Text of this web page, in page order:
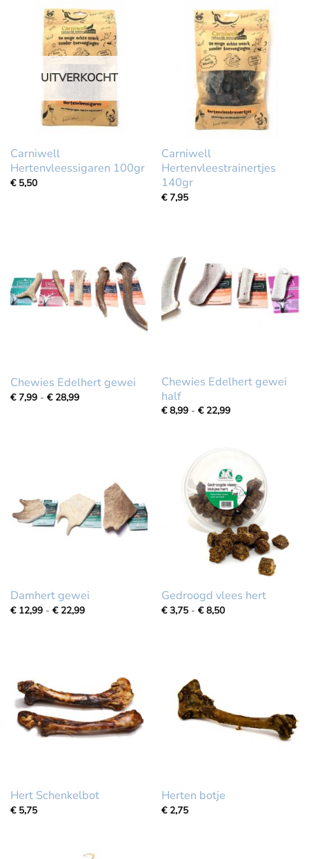
UITVERKOCHT
Carniwell
Hertenvleessigaren 100gr
€ 5,50
Carniwell
Hertenvleestrainertjes
140gr
€ 7,95
Chewies Edelhert gewei
€ 7,99 - € 28,99Prijsklasse:
Chewies Edelhert gewei
half
€8,99 - € 22,99Prijsklasse:
22,99
Damhert gewei
€ 12,99 - € 22,99Prijsklasse:
Gedroogd vlees hert
€3,75 - €8,50Prijsklasse:
Hert Schenkelbot
€ 5,75
Herten botje
€ 2,75